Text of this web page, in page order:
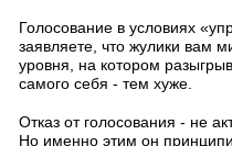
Голосование в условиях
заявляете, что жулики вам
уровня, на котором
самого себя - тем хуже.
Отказ от голосования - не
Но именно этим он